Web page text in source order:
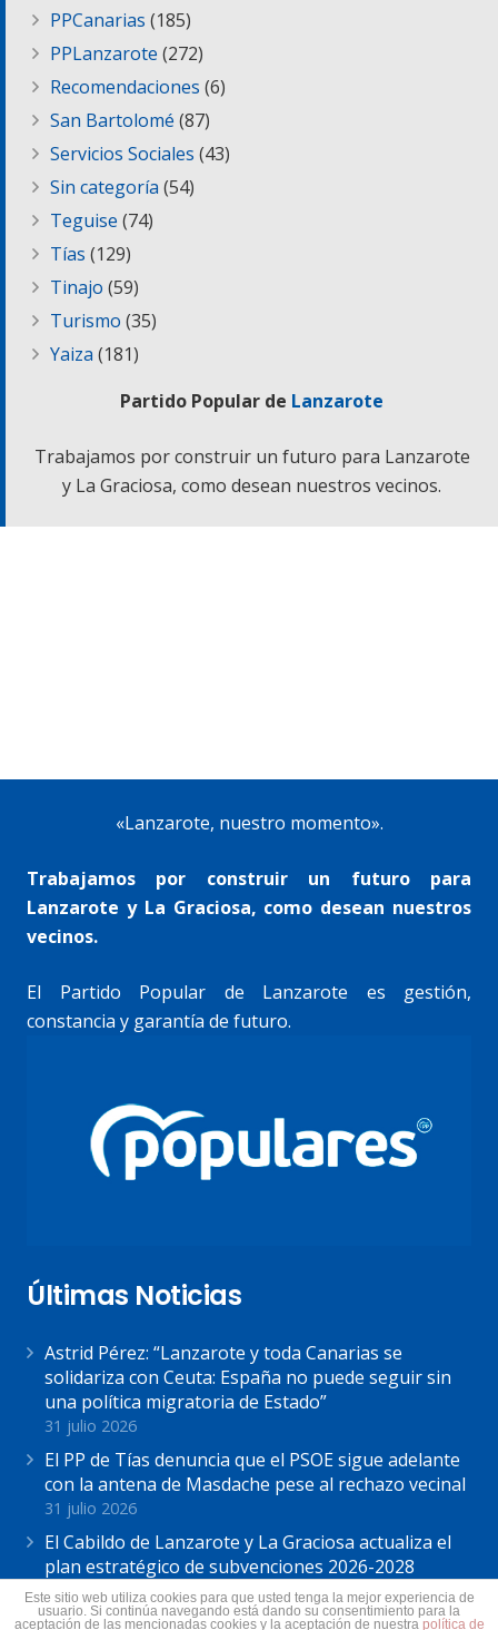
PPCanarias (185)
PPLanzarote (272)
Recomendaciones (6)
San Bartolomé (87)
Servicios Sociales (43)
Sin categoría (54)
Teguise (74)
Tías (129)
Tinajo (59)
Turismo (35)
Yaiza (181)
Partido Popular de Lanzarote
Trabajamos por construir un futuro para Lanzarote
y La Graciosa, como desean nuestros vecinos.
«Lanzarote, nuestro momento».
Trabajamos por construir un futuro para
Lanzarote y La Graciosa, como desean nuestros
vecinos.
El Partido Popular de Lanzarote es gestión,
constancia y garantía de futuro.
Últimas Noticias
Astrid Pérez: “Lanzarote y toda Canarias se
solidariza con Ceuta: España no puede seguir sin
una política migratoria de Estado”
31 julio 2026
El PP de Tías denuncia que el PSOE sigue adelante
con la antena de Masdache pese al rechazo vecinal
31 julio 2026
El Cabildo de Lanzarote y La Graciosa actualiza el
plan estratégico de subvenciones 2026-2028
30 julio 2026
Este sitio web utiliza cookies para que usted tenga la mejor experiencia de
usuario. Si continúa navegando está dando su consentimiento para la
aceptación de las mencionadas cookies y la aceptación de nuestra política de